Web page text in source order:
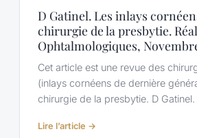
D Gatinel. Les inlays
chirurgie de la presbytie.
Ophtalmologiques,
Cet article est une revue des
(inlays cornéens de dernière
chirurgie de la presbytie. D
Lire l’article →: